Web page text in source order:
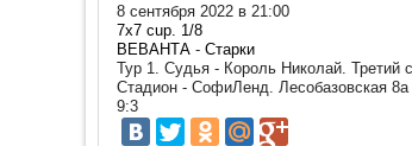
8 сентября 2022 в 21:00
7x7 cup. 1/8
ВЕВАНТА - Старки
Тур 1. Судья - Король Николай. Третий
Стадион - СофиЛенд. Лесобазовская 8а
9:3